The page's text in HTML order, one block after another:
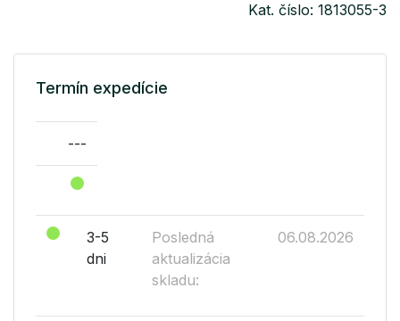
Kat. číslo: 1813055-3
Termín expedície
---
3-5
dni
Posledná
aktualizácia
skladu:
06.08.2026